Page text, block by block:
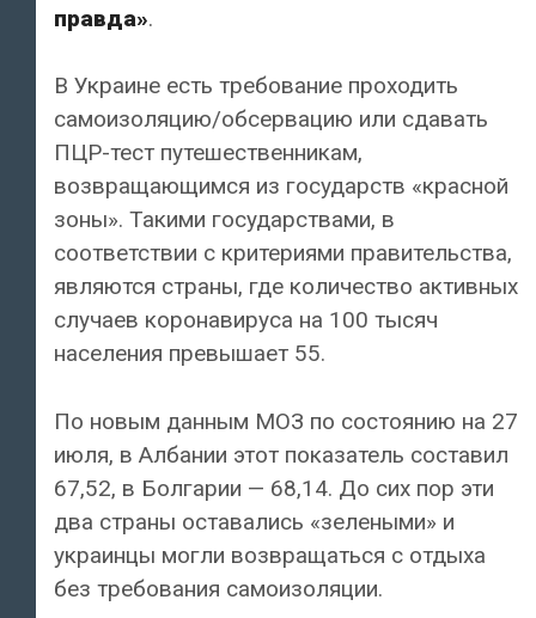
правда».
В Украине есть требование проходить
самоизоляцию/обсервацию или сдавать
ПЦР-тест путешественникам,
возвращающимся из государств «красной
зоны». Такими государствами, в
соответствии с критериями правительства,
являются страны, где количество активных
случаев коронавируса на 100 тысяч
населения превышает 55.
По новым данным МОЗ по состоянию на 27
июля, в Албании этот показатель составил
67,52, в Болгарии — 68,14. До сих пор эти
два страны оставались «зелеными» и
украинцы могли возвращаться с отдыха
без требования самоизоляции.